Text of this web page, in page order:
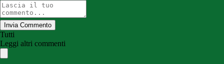
Invia Commento
Tutti
Leggi altri commenti